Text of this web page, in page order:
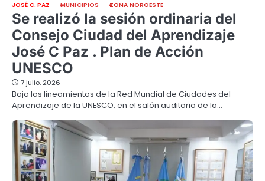
JOSÉ C. PAZ MUNICIPIOS ZONA NOROESTE
Se realizó la sesión ordinaria del
Consejo Ciudad del Aprendizaje
José C Paz . Plan de Acción
UNESCO
7 julio, 2026
Bajo los lineamientos de la Red Mundial de Ciudades del
Aprendizaje de la UNESCO, en el salón auditorio de la…